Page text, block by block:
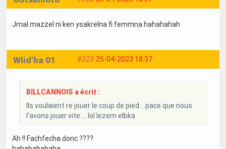
Jmal mazzel ni ken ysakrelna fi femmna hahahahah
#223 25-04-2023 18:37
Wlid'ha 01
BILLCANNOIS a écrit :
Ils voulaient re jouer le coup de pied …pace que nous
l’avons jouer vite … lol lezem elbka
Ah !! Fachfecha donc ????